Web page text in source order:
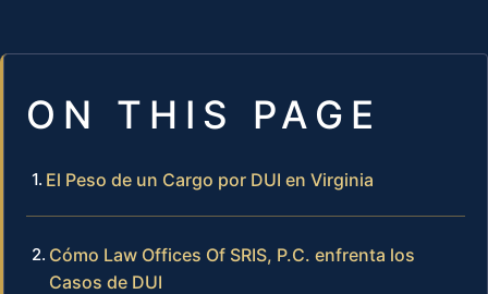
ON THIS PAGE
El Peso de un Cargo por DUI en Virginia
Cómo Law Offices Of SRIS, P.C. enfrenta los
Casos de DUI